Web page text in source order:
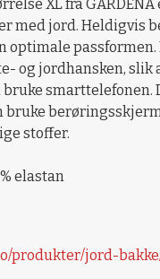
XL fra
med jord. Heldigvis
optimale
og jordhansken, slik
bruke
bruke
stoffer.
elastan
produkter/jord-